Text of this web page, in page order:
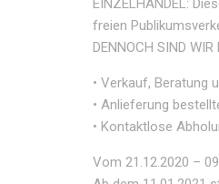
EINZELHANDEL:
freien
DENNOCH SIND WIR
• Verkauf, Beratung
• Anlieferung
• Kontaktlose
Vom 21.12.2020 –